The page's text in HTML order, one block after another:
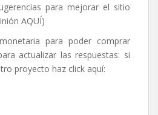
para mejorar el sitio
AQUÍ)
para poder comprar
actualizar las respuestas: si
proyecto haz click aquí: